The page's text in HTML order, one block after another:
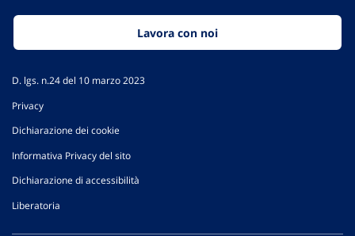
Lavora con noi
D. lgs. n.24 del 10 marzo 2023
Privacy
Dichiarazione dei cookie
Informativa Privacy del sito
Dichiarazione di accessibilità
Liberatoria